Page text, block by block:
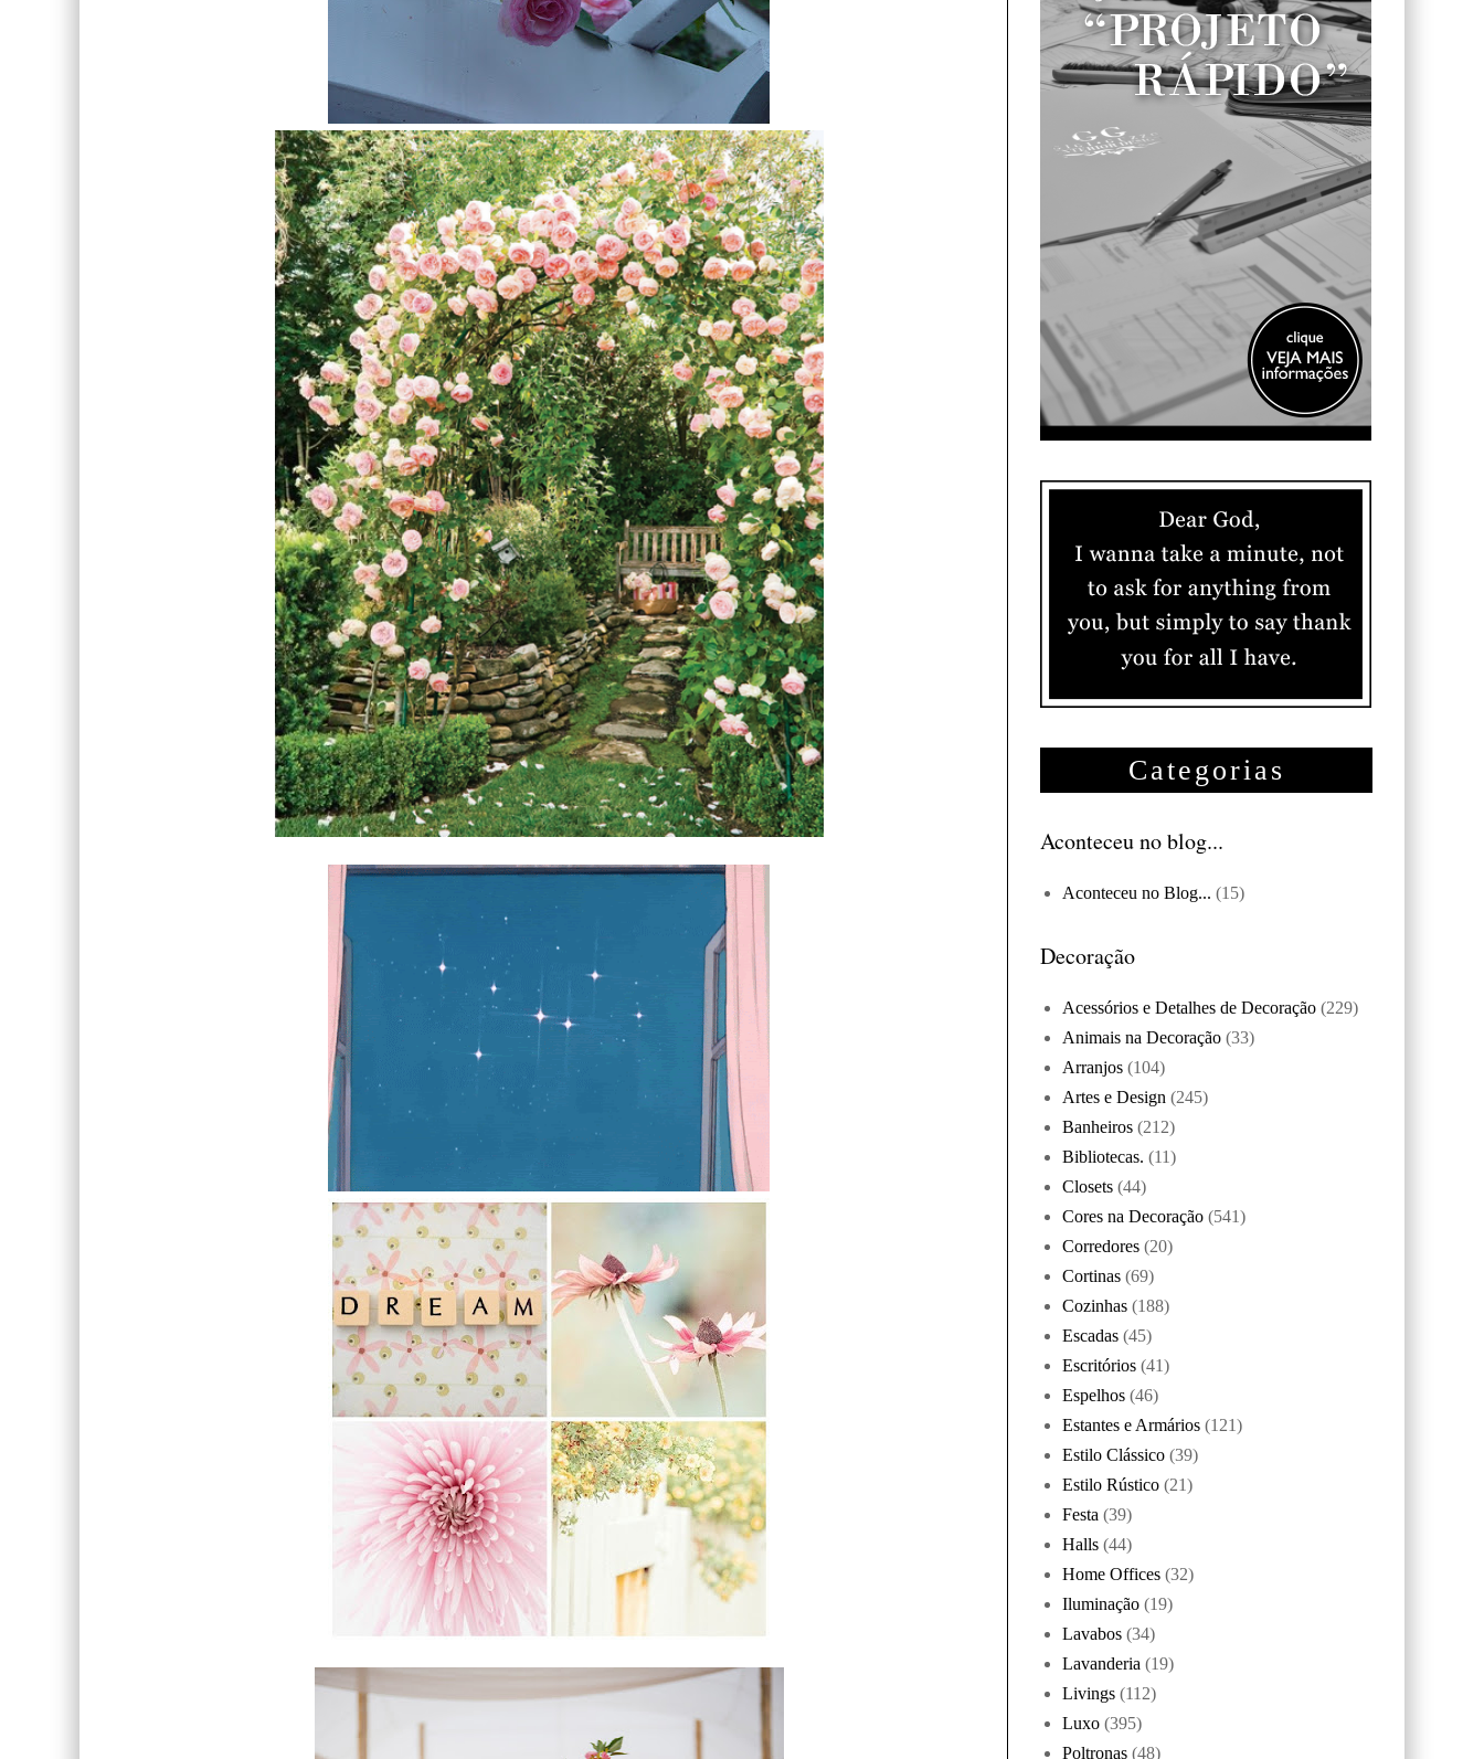
Categorias
Aconteceu no blog...
Aconteceu no Blog... (15)
Decoração
Acessórios e Detalhes de Decoração (229)
Animais na Decoração (33)
Arranjos (104)
Artes e Design (245)
Banheiros (212)
Bibliotecas. (11)
Closets (44)
Cores na Decoração (541)
Corredores (20)
Cortinas (69)
Cozinhas (188)
Escadas (45)
Escritórios (41)
Espelhos (46)
Estantes e Armários (121)
Estilo Clássico (39)
Estilo Rústico (21)
Festa (39)
Halls (44)
Home Offices (32)
Iluminação (19)
Lavabos (34)
Lavanderia (19)
Livings (112)
Luxo (395)
Poltronas (48)